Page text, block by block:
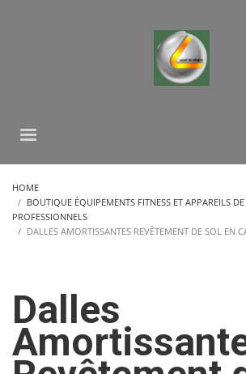
HOME
BOUTIQUE ÉQUIPEMENTS FITNESS ET APPAREILS
PROFESSIONNELS
DALLES AMORTISSANTES REVÊTEMENT DE SOL EN
Dalles